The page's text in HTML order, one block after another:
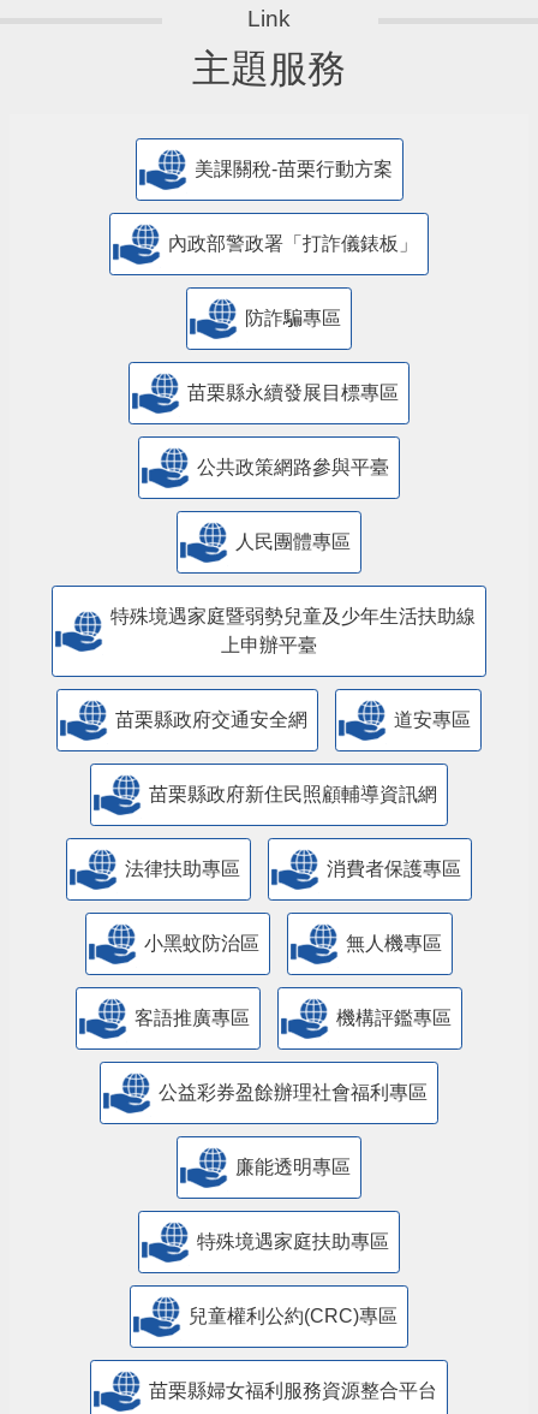
主題服務
美課關稅-苗栗行動方案
內政部警政署「打詐儀錶板」
防詐騙專區
苗栗縣永續發展目標專區
公共政策網路參與平臺
人民團體專區
特殊境遇家庭暨弱勢兒童及少年生活扶助線
上申辦平臺
苗栗縣政府交通安全網 道安專區
苗栗縣政府新住民照顧輔導資訊網
法律扶助專區 消費者保護專區
小黑蚊防治區 無人機專區
客語推廣專區 機構評鑑專區
公益彩券盈餘辦理社會福利專區
廉能透明專區
特殊境遇家庭扶助專區
兒童權利公約(CRC)專區
苗栗縣婦女福利服務資源整合平台